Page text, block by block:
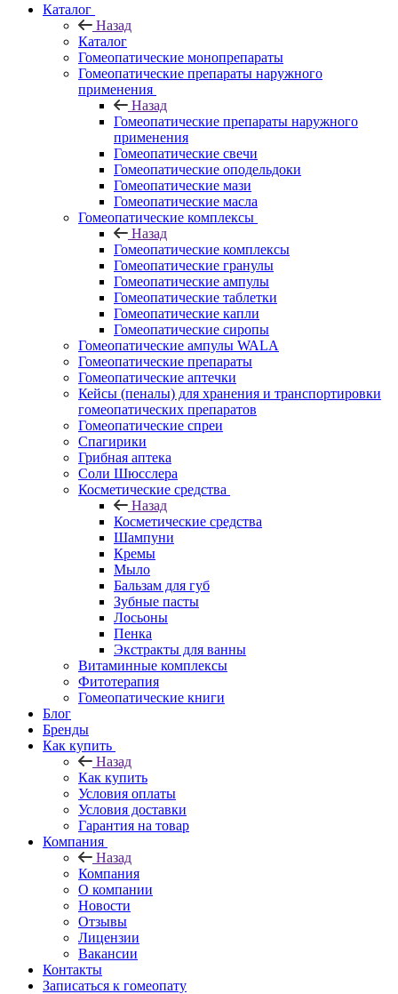
Каталог
Назад
Каталог
Гомеопатические монопрепараты
Гомеопатические препараты наружного
применения
Назад
Гомеопатические препараты наружного
применения
Гомеопатические свечи
Гомеопатические оподельдоки
Гомеопатические мази
Гомеопатические масла
Гомеопатические комплексы
Назад
Гомеопатические комплексы
Гомеопатические гранулы
Гомеопатические ампулы
Гомеопатические таблетки
Гомеопатические капли
Гомеопатические сиропы
Гомеопатические ампулы WALA
Гомеопатические препараты
Гомеопатические аптечки
Кейсы (пеналы) для хранения и транспортировки
гомеопатических препаратов
Гомеопатические спреи
Спагирики
Грибная аптека
Соли Шюсслера
Косметические средства
Назад
Косметические средства
Шампуни
Кремы
Мыло
Бальзам для губ
Зубные пасты
Лосьоны
Пенка
Экстракты для ванны
Витаминные комплексы
Фитотерапия
Гомеопатические книги
Блог
Бренды
Как купить
Назад
Как купить
Условия оплаты
Условия доставки
Гарантия на товар
Компания
Назад
Компания
О компании
Новости
Отзывы
Лицензии
Вакансии
Контакты
Записаться к гомеопату